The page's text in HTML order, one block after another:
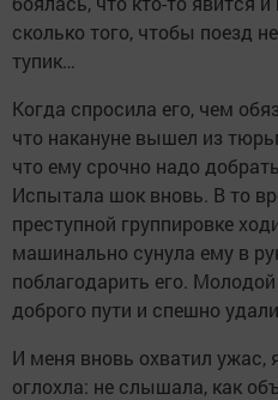
сколько того, чтобы поезд
тупик…
Когда спросила его, чем
что накануне вышел из
что ему срочно надо
Испытала шок вновь. В то
преступной группировке
машинально сунула ему в
поблагодарить его.
доброго пути и спешно
И меня вновь охватил
оглохла: не слышала, как